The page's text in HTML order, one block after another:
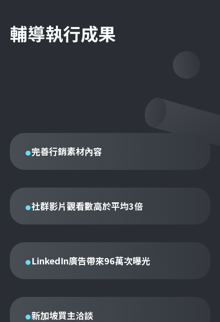
輔導執行成果
完善行銷素材內容
社群影片觀看數高於平均3倍
LinkedIn廣告帶來96萬次曝光
新加坡買主洽談